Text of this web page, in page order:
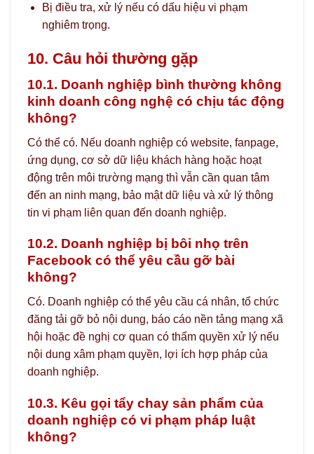
Bị điều tra, xử lý nếu có dấu hiệu vi phạm
nghiêm trọng.
10. Câu hỏi thường gặp
10.1. Doanh nghiệp bình thường không
kinh doanh công nghệ có chịu tác động
không?
Có thể có. Nếu doanh nghiệp có website, fanpage,
ứng dụng, cơ sở dữ liệu khách hàng hoặc hoạt
động trên môi trường mạng thì vẫn cần quan tâm
đến an ninh mạng, bảo mật dữ liệu và xử lý thông
tin vi phạm liên quan đến doanh nghiệp.
10.2. Doanh nghiệp bị bôi nhọ trên
Facebook có thể yêu cầu gỡ bài
không?
Có. Doanh nghiệp có thể yêu cầu cá nhân, tổ chức
đăng tải gỡ bỏ nội dung, báo cáo nền tảng mạng xã
hội hoặc đề nghị cơ quan có thẩm quyền xử lý nếu
nội dung xâm phạm quyền, lợi ích hợp pháp của
doanh nghiệp.
10.3. Kêu gọi tẩy chay sản phẩm của
doanh nghiệp có vi phạm pháp luật
không?